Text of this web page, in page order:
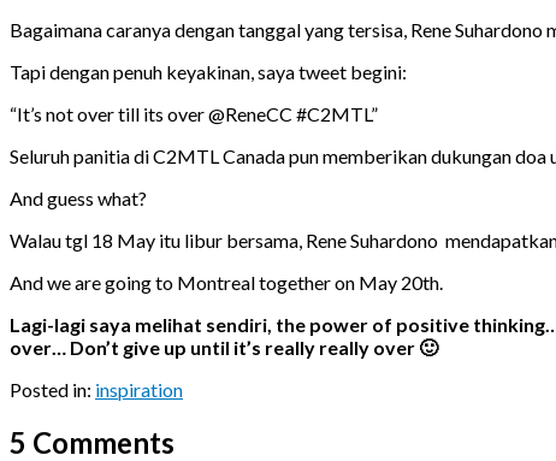
Bagaimana caranya dengan tanggal yang tersisa, Rene
Tapi dengan penuh keyakinan, saya tweet begini:
“It’s not over till its over @ReneCC #C2MTL”
Seluruh panitia di C2MTL Canada pun memberikan dukungan doa
And guess what?
Walau tgl 18 May itu libur bersama, Rene Suhardono
And we are going to Montreal together on May 20th.
Lagi-lagi saya melihat sendiri, the power of positive
over… Don’t give up until it’s really really over 🙂
Posted in: inspiration
5 Comments